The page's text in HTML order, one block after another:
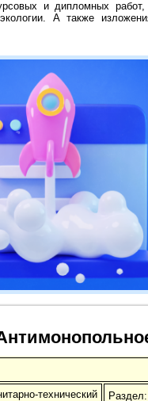
и дипломных
А также
технический
Раздел: